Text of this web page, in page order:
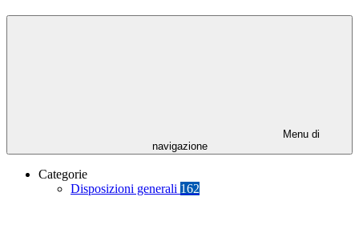
Menu di
navigazione
Categorie
Disposizioni generali 162